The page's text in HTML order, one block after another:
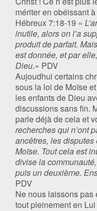
mériter en obéissant
‭‭Hébreux‬ ‭7:18-19 «
inutile, alors on l’a
produit de parfait.
est donnée, et par
Dieu.» PDV‬‬
Aujoudhui certains
sous la loi de Moïse
les enfants de Dieu
discussions sans fin.
parle déjà de cela et
recherches qui n’ont
ancêtres, les
Moïse. Tout cela est
divise la
puis un deuxième.
‭PDV‬‬
Ne nous laissons pas
tout pleinement en Lui